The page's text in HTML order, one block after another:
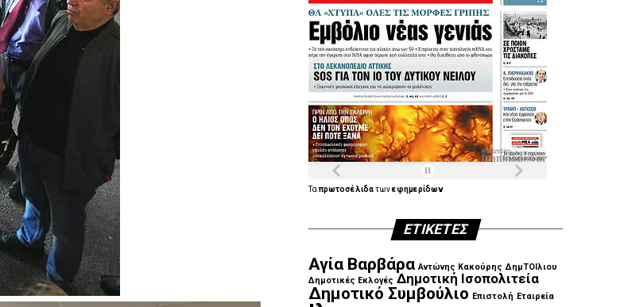
Ταπρωτοσέλιδατωνεφημερίδων
ΕΤΙΚΈΤΕΣ
Αγία Βαρβάρα Αντώνης Κακούρης ΔημΤΟΙλιου
Δημοτικές Εκλογές Δημοτική Ισοπολιτεία
Δημοτικό Συμβούλιο Επιστολή Εταιρεία